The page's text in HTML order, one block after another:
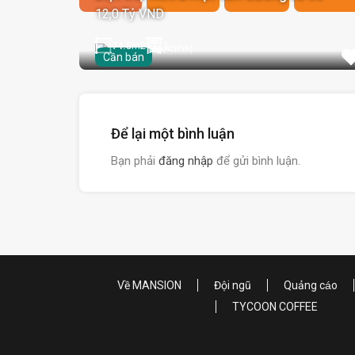
Cần bán
12,0 Tỷ VND
71.5m2
Để lại một bình luận
Bạn phải đăng nhập để gửi bình luận.
Về MANSION Đội ngũ Quảng cáo
TYCOON COFFEE